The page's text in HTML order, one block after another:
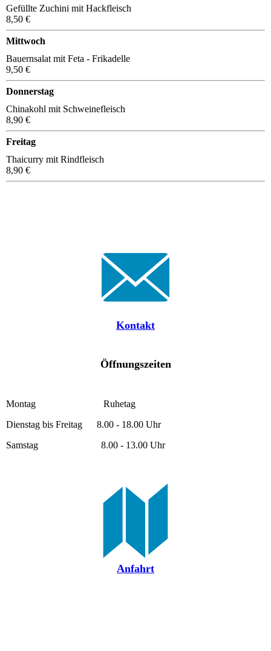
Gefüllte Zuchini mit Hackfleisch
8,50 €
Mittwoch
Bauernsalat mit Feta - Frikadelle
9,50 €
Donnerstag
Chinakohl mit Schweinefleisch
8,90 €
Freitag
Thaicurry mit Rindfleisch
8,90 €
Kontakt
Öffnungszeiten
Montag Ruhetag
Dienstag bis Freitag 8.00 - 18.00 Uhr
Samstag 8.00 - 13.00 Uhr
Anfahrt